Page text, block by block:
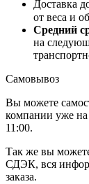
Доставка
от веса и
Средний
на
Самовывоз
Вы можете
компании уже на
11:00.
Так же вы можете
СДЭК, вся
заказа.